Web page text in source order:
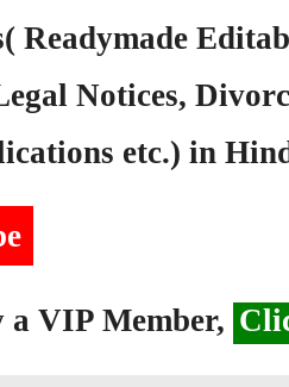
Readymade
Notices,
etc.) in
VIP Member,